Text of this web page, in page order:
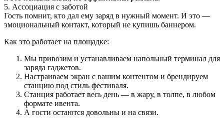
5. Ассоциация с заботой
Гость помнит, кто дал ему заряд в нужный момент. И это —
эмоциональный контакт, который не купишь баннером.
Как это работает на площадке:
Мы привозим и устанавливаем напольный терминал для
заряда гаджетов.
Настраиваем экран с вашим контентом и брендируем
станцию под стиль фестиваля.
Станция работает весь день — в жару, в толпе, в любом
формате ивента.
А гости остаются довольны и на связи.